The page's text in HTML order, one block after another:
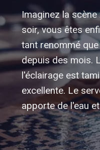
Imaginez la
soir, vous êtes
tant renommé
depuis des mois.
l'éclairage est
excellente. Le
apporte de l'eau